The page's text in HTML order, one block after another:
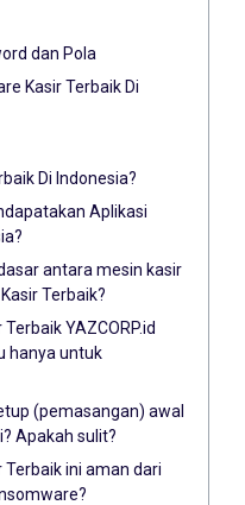
dan Pola
Kasir Terbaik Di
Di Indonesia?
Aplikasi
antara mesin kasir
Terbaik?
YAZCORP.id
hanya untuk
(pemasangan) awal
Apakah sulit?
Terbaik ini aman dari